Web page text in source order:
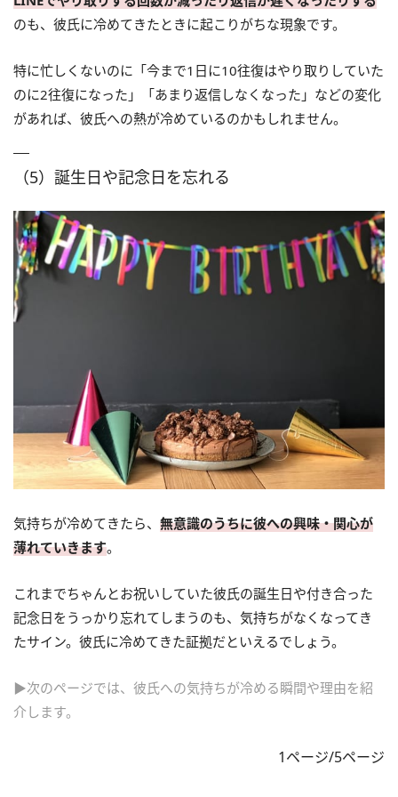
のも、彼氏に冷めてきたときに起こりがちな現象です。
特に忙しくないのに「今まで1日に10往復はやり取りしていた
のに2往復になった」「あまり返信しなくなった」などの変化
があれば、彼氏への熱が冷めているのかもしれません。
（5）誕生日や記念日を忘れる
気持ちが冷めてきたら、 無意識のうちに彼への興味・関心が
薄れていきます。
これまでちゃんとお祝いしていた彼氏の誕生日や付き合った
記念日をうっかり忘れてしまうのも、気持ちがなくなってき
たサイン。彼氏に冷めてきた証拠だといえるでしょう。
▶次のページでは、彼氏への気持ちが冷める瞬間や理由を紹
介します。
1ページ/5ページ